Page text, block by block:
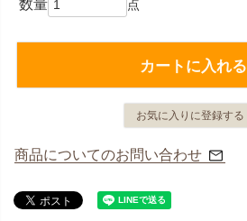
カートに入れる
お気に入りに登録する
商品についてのお問い合わせ